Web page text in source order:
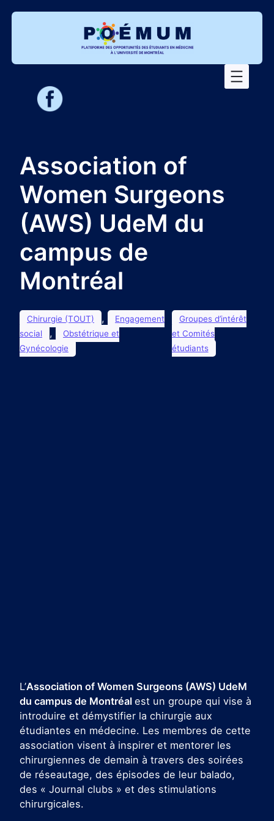
Aller
Association of
Women Surgeons
(AWS) UdeM du
campus de
Montréal
Chirurgie (TOUT) ,
Engagement
social
,
Obstétrique et
Gynécologie
Groupes d’intérêt
et Comités
étudiants
L’Association of Women Surgeons (AWS) UdeM
du campus de Montréal est un groupe qui vise à
introduire et démystifier la chirurgie aux
étudiantes en médecine. Les membres de cette
association visent à inspirer et mentorer les
chirurgiennes de demain à travers des soirées
de réseautage, des épisodes de leur balado,
des « Journal clubs » et des stimulations
chirurgicales.